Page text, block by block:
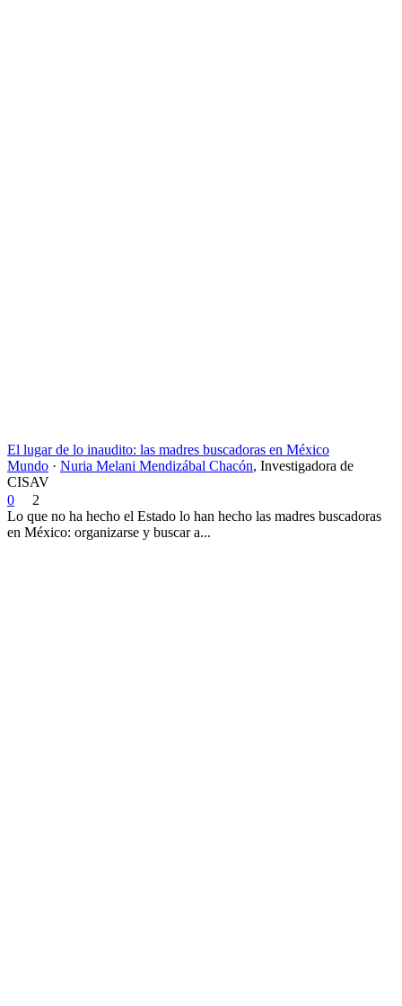
El lugar de lo inaudito: las madres buscadoras en México
Mundo · Nuria Melani Mendizábal Chacón, Investigadora de
CISAV
0
2
Lo que no ha hecho el Estado lo han hecho las madres buscadoras
en México: organizarse y buscar a...